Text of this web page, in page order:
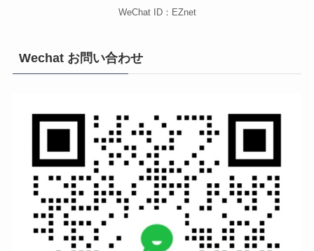
WeChat ID：EZnet
Wechat お問い合わせ